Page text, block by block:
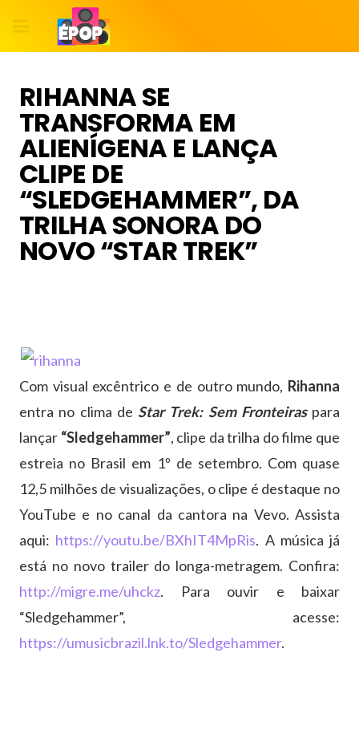
RIHANNA SE
TRANSFORMA EM
ALIENÍGENA E LANÇA
CLIPE DE
“SLEDGEHAMMER”, DA
TRILHA SONORA DO
NOVO “STAR TREK”
Com visual excêntrico e de outro mundo, Rihanna
entra no clima de Star Trek: Sem Fronteiraspara
lançar “Sledgehammer”, clipe da trilha do filme que
estreia no Brasil em 1º de setembro. Com quase
12,5 milhões de visualizações, o clipe é destaque no
YouTube e no canal da cantora na Vevo. Assista
aqui: https://youtu.be/BXhIT4MpRis. A música já
está no novo trailer do longa-metragem. Confira:
http://migre.me/uhckz. Para ouvir e baixar
“Sledgehammer”, acesse:
https://umusicbrazil.lnk.to/Sledgehammer.